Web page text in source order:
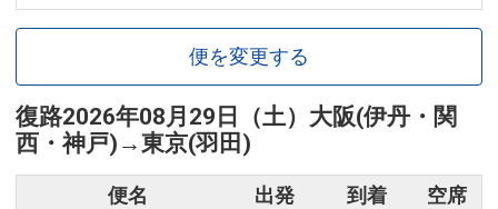
便を変更する
復路2026年08月29日（土） 大阪(伊丹・関
西・神戸) →東京(羽田)
便名 出発 到着 空席